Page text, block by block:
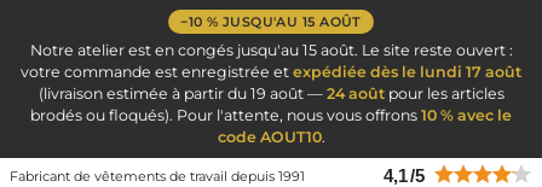
−10 % JUSQU'AU 15 AOÛT
Notre atelier est en congés jusqu'au 15 août. Le site reste ouvert :
votre commande est enregistrée et expédiée dès le lundi 17 août
(livraison estimée à partir du 19 août — 24 aoûtpour les articles
brodés ou floqués). Pour l'attente, nous vous offrons 10 % avec le
code AOUT10.
Fabricant de vêtements de travail depuis 1991 4,1/5